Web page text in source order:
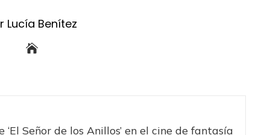
Lucía Benítez
Señor de los Anillos’ en el cine de fantasía